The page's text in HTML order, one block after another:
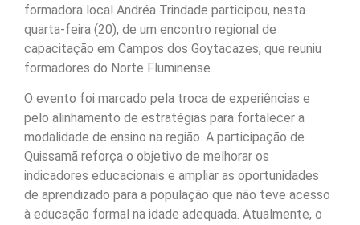
formadora local Andréa Trindade participou, nesta
quarta-feira (20), de um encontro regional de
capacitação em Campos dos Goytacazes, que reuniu
formadores do Norte Fluminense.
O evento foi marcado pela troca de experiências e
pelo alinhamento de estratégias para fortalecer a
modalidade de ensino na região. A participação de
Quissamã reforça o objetivo de melhorar os
indicadores educacionais e ampliar as oportunidades
de aprendizado para a população que não teve acesso
à educação formal na idade adequada. Atualmente, o